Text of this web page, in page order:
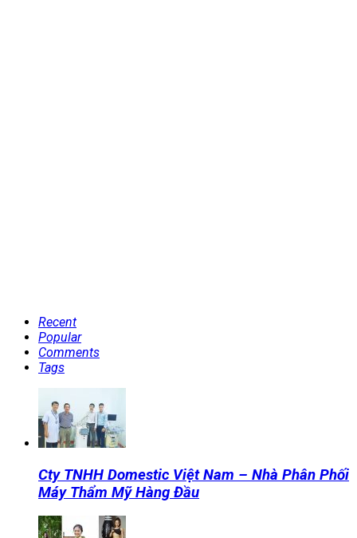
Recent
Popular
Comments
Tags
Cty TNHH Domestic Việt Nam – Nhà Phân Phối
Máy Thẩm Mỹ Hàng Đầu